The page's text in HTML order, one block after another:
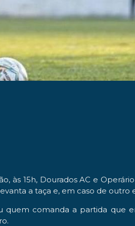
às 15h, Dourados AC e
a taça e, em caso de
comanda a partida que